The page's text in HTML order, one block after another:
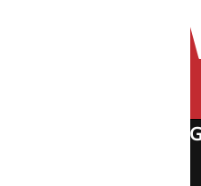
النشرة الإلكترونية لـ G